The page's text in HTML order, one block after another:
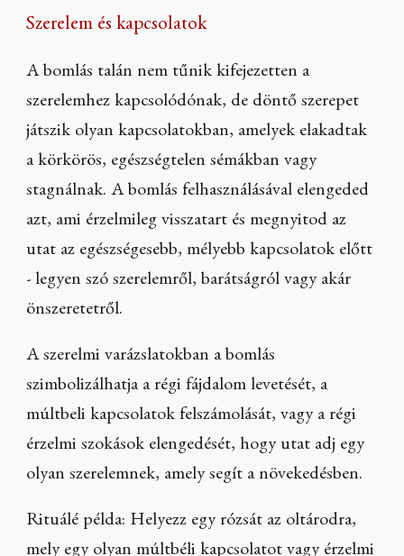
Szerelem és kapcsolatok
A bomlás talán nem tűnik kifejezetten a
szerelemhez kapcsolódónak, de döntő szerepet
játszik olyan kapcsolatokban, amelyek elakadtak
a körkörös, egészségtelen sémákban vagy
stagnálnak. A bomlás felhasználásával elengeded
azt, ami érzelmileg visszatart és megnyitod az
utat az egészségesebb, mélyebb kapcsolatok előtt
- legyen szó szerelemről, barátságról vagy akár
önszeretetről.
A szerelmi varázslatokban a bomlás
szimbolizálhatja a régi fájdalom levetését, a
múltbeli kapcsolatok felszámolását, vagy a régi
érzelmi szokások elengedését, hogy utat adj egy
olyan szerelemnek, amely segít a növekedésben.
Rituálé példa: Helyezz egy rózsát az oltárodra,
mely egy olyan múltbéli kapcsolatot vagy érzelmi